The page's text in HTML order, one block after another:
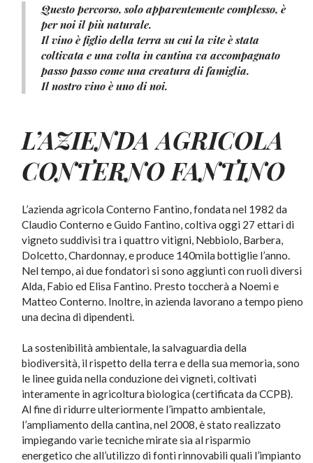
Questo percorso, solo apparentemente complesso, è
per noi il più naturale.
Il vino è figlio della terra su cui la vite è stata
coltivata e una volta in cantina va accompagnato
passo passo come una creatura di famiglia.
Il nostro vino è uno di noi.
L’AZIENDA AGRICOLA
CONTERNO FANTINO
L’azienda agricola Conterno Fantino, fondata nel 1982 da
Claudio Conterno e Guido Fantino, coltiva oggi 27 ettari di
vigneto suddivisi tra i quattro vitigni, Nebbiolo, Barbera,
Dolcetto, Chardonnay, e produce 140mila bottiglie l’anno.
Nel tempo, ai due fondatori si sono aggiunti con ruoli diversi
Alda, Fabio ed Elisa Fantino. Presto toccherà a Noemi e
Matteo Conterno. Inoltre, in azienda lavorano a tempo pieno
una decina di dipendenti.
La sostenibilità ambientale, la salvaguardia della
biodiversità, il rispetto della terra e della sua memoria, sono
le linee guida nella conduzione dei vigneti, coltivati
interamente in agricoltura biologica (certificata da CCPB).
Al fine di ridurre ulteriormente l’impatto ambientale,
l’ampliamento della cantina, nel 2008, è stato realizzato
impiegando varie tecniche mirate sia al risparmio
energetico che all’utilizzo di fonti rinnovabili quali l’impianto